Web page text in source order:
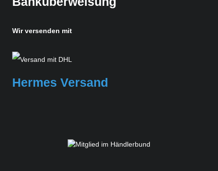
Wir versenden mit
Hermes Versand